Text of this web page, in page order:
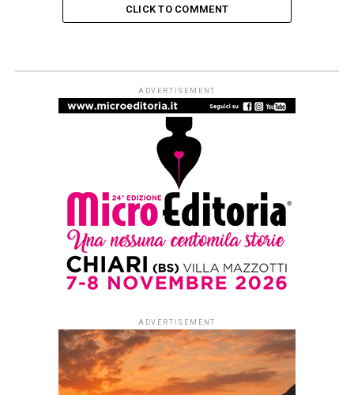
CLICK TO COMMENT
Mercoledì sera 24 giugno alle
18.00 con TAGLI & RITAGLI di
Angelica Gerosa (TOPIPITTORI)
2 mesi ago on
23 Giugno 2026
By Redazione Leggere:tutti
deiLibri green in atelier
incontri dedicati a libri che
raccontano pratiche
creative, sostenibili e